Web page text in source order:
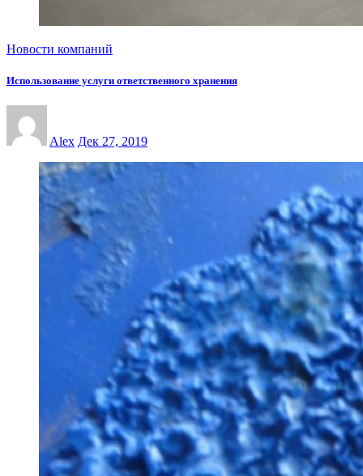
Новости компаний
Использование услуги ответственного хранения
Alex Дек 27, 2019